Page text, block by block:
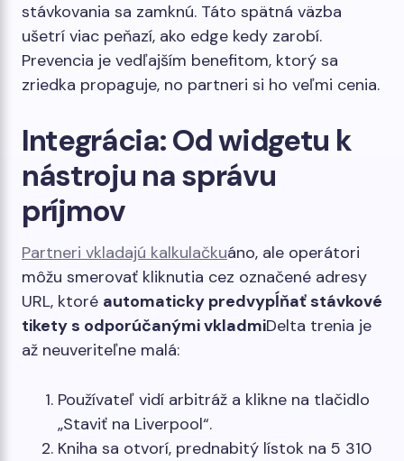
stávkovania sa zamknú. Táto spätná väzba
ušetrí viac peňazí, ako edge kedy zarobí.
Prevencia je vedľajším benefitom, ktorý sa
zriedka propaguje, no partneri si ho veľmi cenia.
Integrácia: Od widgetu k
nástroju na správu
príjmov
Partneri vkladajú kalkulačkuáno, ale operátori
môžu smerovať kliknutia cez označené adresy
URL, ktoré automaticky predvypĺňať stávkové
tikety s odporúčanými vkladmiDelta trenia je
až neuveriteľne malá:
Používateľ vidí arbitráž a klikne na tlačidlo
„Staviť na Liverpool“.
Kniha sa otvorí, prednabitý lístok na 5 310